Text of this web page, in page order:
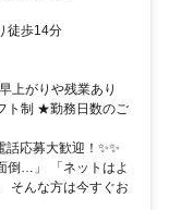
徒歩14分
上がりや残業あり
ト制 ★勤務日数のご
募大歓迎！✨✨
」 「ネットはよ
そんな方は今すぐお